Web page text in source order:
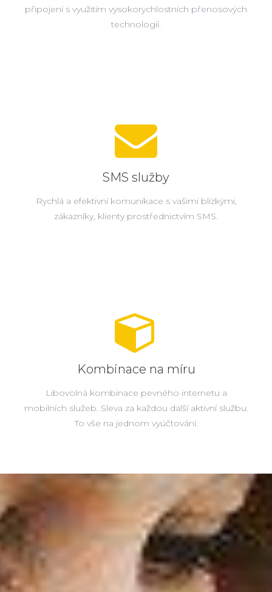
připojení s využitím vysokorychlostních přenosových
technologií.
SMS služby
Rychlá a efektivní komunikace s vašimi blízkými,
zákazníky, klienty prostřednictvím SMS.
Kombinace na míru
Libovolná kombinace pevného internetu a
mobilních služeb. Sleva za každou další aktivní službu.
To vše na jednom vyúčtování.